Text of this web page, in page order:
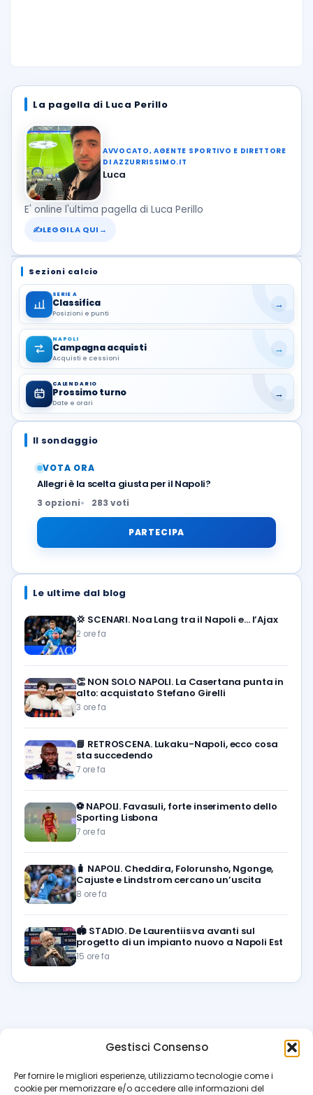
Gestisci Consenso
Per fornire le migliori esperienze, utilizziamo tecnologie come i
cookie per memorizzare e/o accedere alle informazioni del
La pagella di Luca Perillo
AVVOCATO, AGENTE SPORTIVO E DIRETTORE
DI AZZURRISSIMO.IT
Luca
E' online l'ultima pagella di Luca Perillo
✍LEGGILA QUI →
Sezioni calcio
SERIE A
Classifica
Posizioni e punti
→
NAPOLI
Campagna acquisti
Acquisti e cessioni
→
CALENDARIO
Prossimo turno
Date e orari
→
Il sondaggio
VOTA ORA
Allegri è la scelta giusta per il Napoli?
3 opzioni 283 voti
PARTECIPA
Le ultime dal blog
💢 SCENARI. Noa Lang tra il Napoli e… l’Ajax
2 ore fa
👏 NON SOLO NAPOLI. La Casertana punta in
alto: acquistato Stefano Girelli
3 ore fa
📘 RETROSCENA. Lukaku-Napoli, ecco cosa
sta succedendo
7 ore fa
⚽️ NAPOLI. Favasuli, forte inserimento dello
Sporting Lisbona
7 ore fa
🧳 NAPOLI. Cheddira, Folorunsho, Ngonge,
Cajuste e Lindstrom cercano un’uscita
8 ore fa
🏟️ STADIO. De Laurentiis va avanti sul
progetto di un impianto nuovo a Napoli Est
15 ore fa
azzurrissimo.it